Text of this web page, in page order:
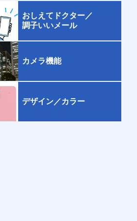
おしえてドクター／
調子いいメール
カメラ機能
デザイン／カラー